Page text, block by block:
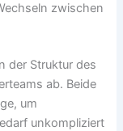
zwischen
der Struktur des
ab. Beide
um
unkompliziert